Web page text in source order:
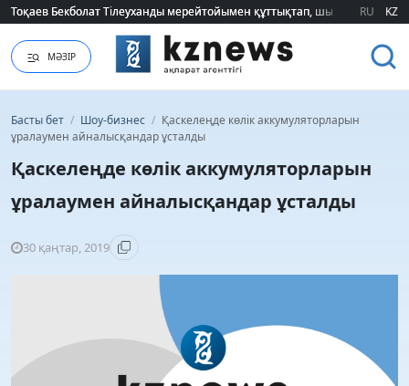
Тоқаев Бекболат Тілеуханды мерейтойымен құттықтап, шығармашылық
Тоқаев Бекболат Тілеуханды мерейтойымен құттықтап, шығармашылық
RU KZ
МӘЗІР
Басты бет / Шоу-бизнес / Қаскелеңде көлік аккумуляторларын
ұралаумен айналысқандар ұсталды
Қаскелеңде көлік аккумуляторларын
ұралаумен айналысқандар ұсталды
30 қаңтар, 2019